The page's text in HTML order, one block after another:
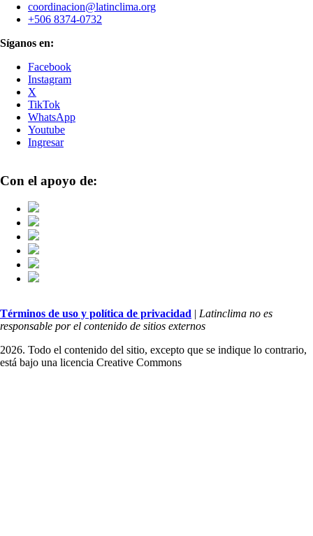
coordinacion@latinclima.org
+506 8374-0732
Síganos en:
Facebook
Instagram
X
TikTok
WhatsApp
Youtube
Ingresar
Con el apoyo de:
Términos de uso y política de privacidad | Latinclima no es
responsable por el contenido de sitios externos
2026. Todo el contenido del sitio, excepto que se indique lo contrario,
está bajo una licencia Creative Commons